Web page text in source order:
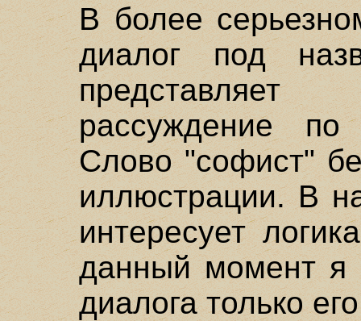
В более
диалог под
рассуждение по
Слово "софист"
иллюстрации. В
интересует
данный момент я
диалога только